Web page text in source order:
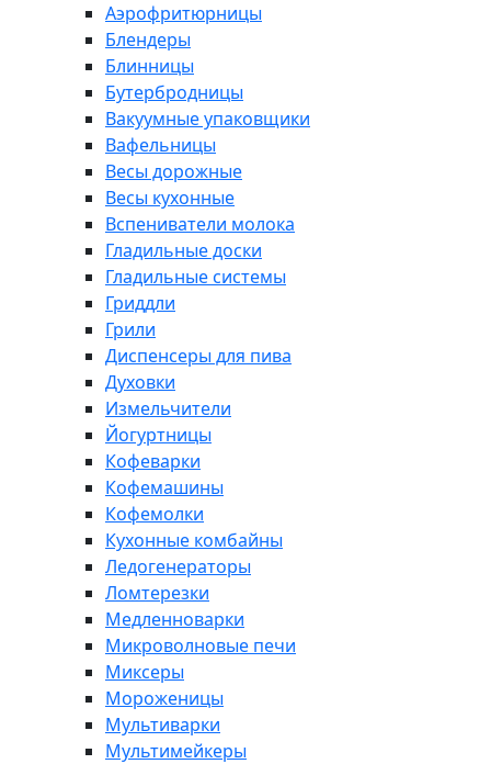
Аэрофритюрницы
Блендеры
Блинницы
Бутербродницы
Вакуумные упаковщики
Вафельницы
Весы дорожные
Весы кухонные
Вспениватели молока
Гладильные доски
Гладильные системы
Гриддли
Грили
Диспенсеры для пива
Духовки
Измельчители
Йогуртницы
Кофеварки
Кофемашины
Кофемолки
Кухонные комбайны
Ледогенераторы
Ломтерезки
Медленноварки
Микроволновые печи
Миксеры
Мороженицы
Мультиварки
Мультимейкеры